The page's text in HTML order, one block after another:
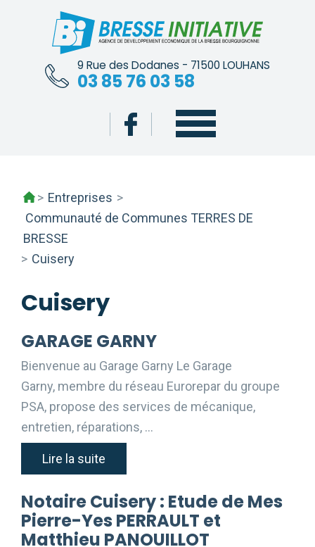
9 Rue des Dodanes - 71500 LOUHANS
03 85 76 03 58
> Entreprises >
Communauté de Communes TERRES DE
BRESSE
> Cuisery
Cuisery
GARAGE GARNY
Bienvenue au Garage Garny Le Garage
Garny, membre du réseau Eurorepar du groupe
PSA, propose des services de mécanique,
entretien, réparations, …
Lire la suite
Notaire Cuisery : Etude de Mes
Pierre-Yes PERRAULT et
Matthieu PANOUILLOT